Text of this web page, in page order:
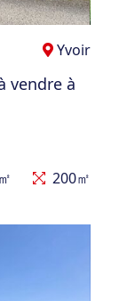
Yvoir
vendre à
200㎡